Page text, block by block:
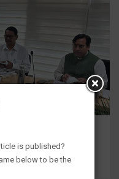
को मिली मंजूरी,
मिलेगी रफ्तार
is published?
below to be the